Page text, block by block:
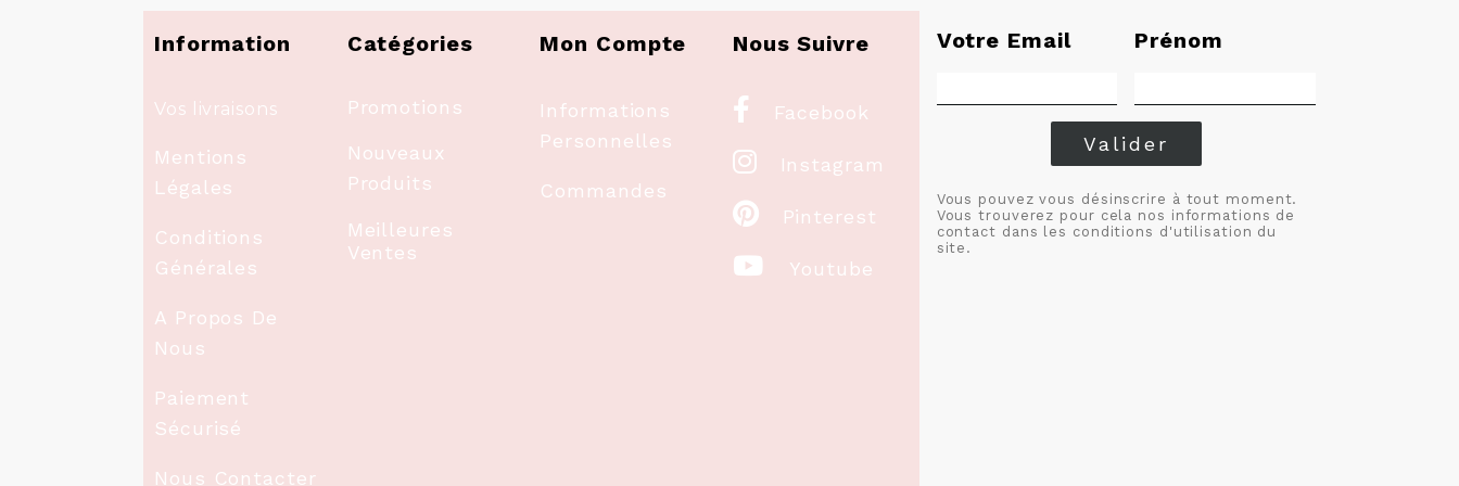
Information
Vos livraisons
Mentions
Légales
Conditions
Générales
A Propos De
Nous
Paiement
Sécurisé
Nous Contacter
Catégories
Promotions
Nouveaux
Produits
Meilleures
Ventes
Mon Compte
Informations
Personnelles
Commandes
Nous Suivre
 Facebook
 Instagram
 Pinterest
 Youtube
Votre Email Prénom
Valider
Vous pouvez vous désinscrire à tout moment.
Vous trouverez pour cela nos informations de
contact dans les conditions d'utilisation du
site.